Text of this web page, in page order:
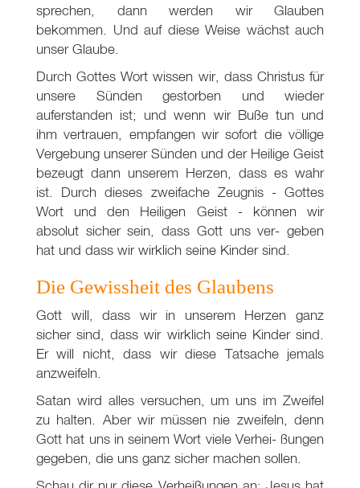
sprechen, dann werden wir Glauben
bekommen. Und auf diese Weise wächst auch
unser Glaube.
Durch Gottes Wort wissen wir, dass Christus für
unsere Sünden gestorben und wieder
auferstanden ist; und wenn wir Buße tun und
ihm vertrauen, empfangen wir sofort die völlige
Vergebung unserer Sünden und der Heilige Geist
bezeugt dann unserem Herzen, dass es wahr
ist. Durch dieses zweifache Zeugnis - Gottes
Wort und den Heiligen Geist - können wir
absolut sicher sein, dass Gott uns ver- geben
hat und dass wir wirklich seine Kinder sind.
Die Gewissheit des Glaubens
Gott will, dass wir in unserem Herzen ganz
sicher sind, dass wir wirklich seine Kinder sind.
Er will nicht, dass wir diese Tatsache jemals
anzweifeln.
Satan wird alles versuchen, um uns im Zweifel
zu halten. Aber wir müssen nie zweifeln, denn
Gott hat uns in seinem Wort viele Verhei- ßungen
gegeben, die uns ganz sicher machen sollen.